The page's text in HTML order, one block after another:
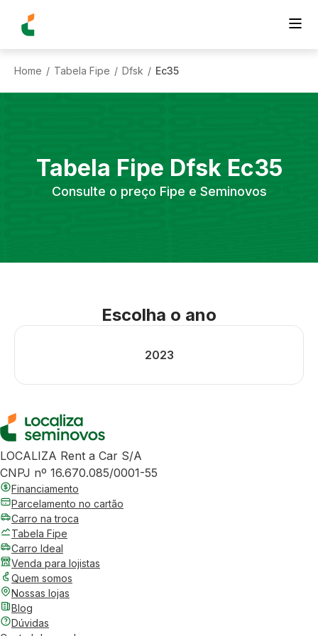
Home / Tabela Fipe / Dfsk / Ec35
Tabela Fipe Dfsk Ec35
Consulte o preço Fipe e Seminovos
Escolha o ano
2023
LOCALIZA Rent a Car S/A
CNPJ nº 16.670.085/0001-55
Financiamento
Parcelamento no cartão
Carro na troca
Tabela Fipe
Carro Ideal
Venda para lojistas
Quem somos
Nossas lojas
Blog
Dúvidas